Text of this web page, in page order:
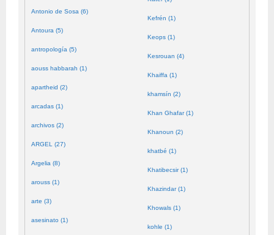
Antonio de Sosa (6)
Antoura (5)
antropología (5)
aouss habbarah (1)
apartheid (2)
arcadas (1)
archivos (2)
ARGEL (27)
Argelia (8)
arouss (1)
arte (3)
asesinato (1)
Kefrén (1)
Keops (1)
Kesrouan (4)
Khaiffa (1)
khamsín (2)
Khan Ghafar (1)
Khanoun (2)
khatbé (1)
Khatibecsir (1)
Khazindar (1)
Khowals (1)
kohle (1)